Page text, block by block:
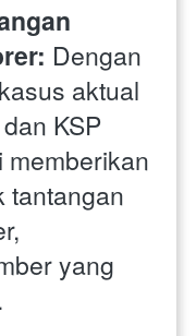
Dengan
aktual
KSP
memberikan
tantangan
yang